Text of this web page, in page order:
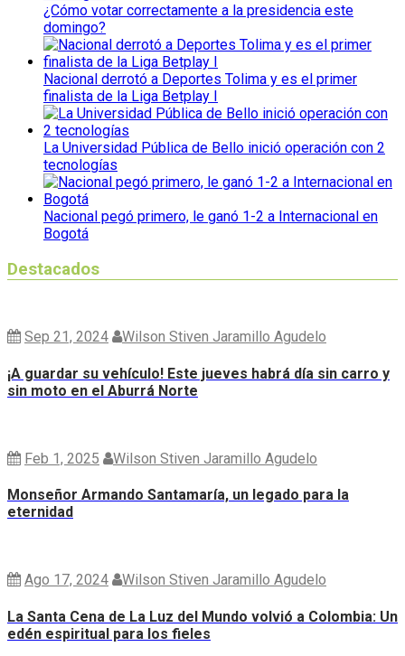
¿Cómo votar correctamente a la presidencia este
domingo?
Nacional derrotó a Deportes Tolima y es el primer
finalista de la Liga Betplay I
La Universidad Pública de Bello inició operación con 2
tecnologías
Nacional pegó primero, le ganó 1-2 a Internacional en
Bogotá
Destacados
Sep 21, 2024 Wilson Stiven Jaramillo Agudelo
¡A guardar su vehículo! Este jueves habrá día sin carro y
sin moto en el Aburrá Norte
Feb 1, 2025 Wilson Stiven Jaramillo Agudelo
Monseñor Armando Santamaría, un legado para la
eternidad
Ago 17, 2024 Wilson Stiven Jaramillo Agudelo
La Santa Cena de La Luz del Mundo volvió a Colombia: Un
edén espiritual para los fieles